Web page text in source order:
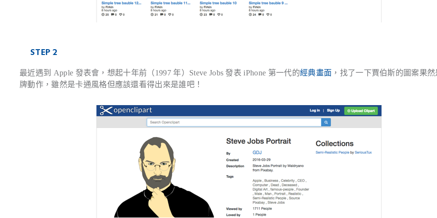
STEP 2
最近遇到 Apple 發表會，想起十年前（1997 年）Steve Jobs 發表 iPhone 第一代的經典畫面 ，找了一下賈伯斯的圖案果
牌動作，雖然是卡通風格但應該還看得出來是誰吧！